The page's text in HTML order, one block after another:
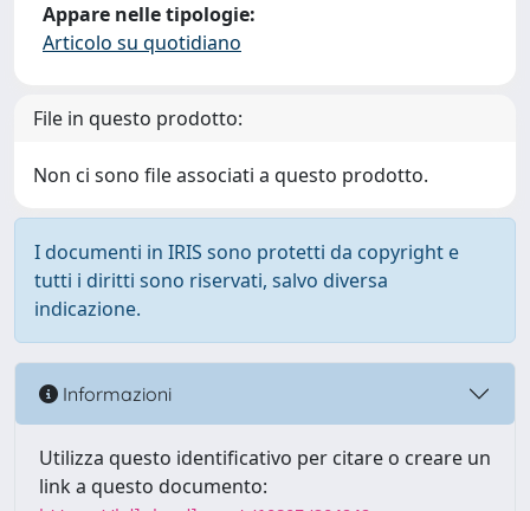
Appare nelle tipologie:
Articolo su quotidiano
File in questo prodotto:
Non ci sono file associati a questo prodotto.
I documenti in IRIS sono protetti da copyright e
tutti i diritti sono riservati, salvo diversa
indicazione.
Informazioni
Utilizza questo identificativo per citare o creare un
link a questo documento: